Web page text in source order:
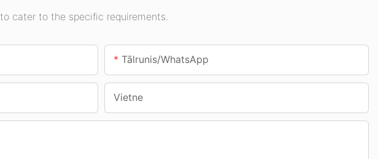
cater to the specific requirements.
Tālrunis/WhatsApp
Vietne